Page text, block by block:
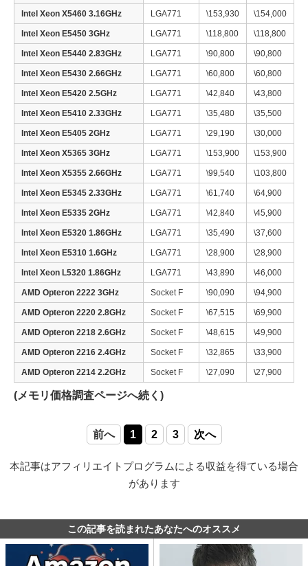
Intel Xeon X5460 3.16GHz LGA771 \153,930 \154,000
Intel Xeon E5450 3GHz LGA771 \118,800 \118,800
Intel Xeon E5440 2.83GHz LGA771 \90,800 \90,800
Intel Xeon E5430 2.66GHz LGA771 \60,800 \60,800
Intel Xeon E5420 2.5GHz LGA771 \42,840 \43,800
Intel Xeon E5410 2.33GHz LGA771 \35,480 \35,500
Intel Xeon E5405 2GHz LGA771 \29,190 \30,000
Intel Xeon X5365 3GHz LGA771 \153,900 \153,900
Intel Xeon X5355 2.66GHz LGA771 \99,540 \103,800
Intel Xeon E5345 2.33GHz LGA771 \61,740 \64,900
Intel Xeon E5335 2GHz LGA771 \42,840 \45,900
Intel Xeon E5320 1.86GHz LGA771 \35,490 \37,600
Intel Xeon E5310 1.6GHz LGA771 \28,900 \28,900
Intel Xeon L5320 1.86GHz LGA771 \43,890 \46,000
AMD Opteron 2222 3GHz Socket F \90,090 \94,900
AMD Opteron 2220 2.8GHz Socket F \67,515 \69,900
AMD Opteron 2218 2.6GHz Socket F \48,615 \49,900
AMD Opteron 2216 2.4GHz Socket F \32,865 \33,900
AMD Opteron 2214 2.2GHz Socket F \27,090 \27,900
(メモリ価格調査ページへ続く)
前へ 1 2 3 次へ
本記事はアフィリエイトプログラムによる収益を得ている場合
があります
この記事を読まれたあなたへのオススメ